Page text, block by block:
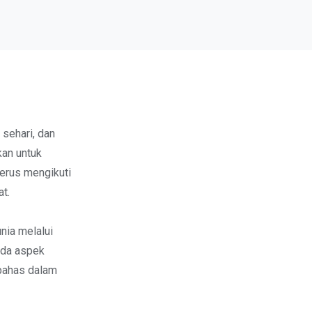
dan
untuk
mengikuti
melalui
aspek
dalam